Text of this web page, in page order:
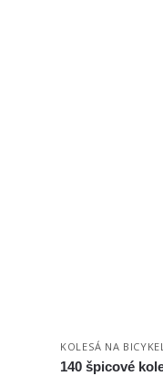
KOLESÁ NA
140 špicové